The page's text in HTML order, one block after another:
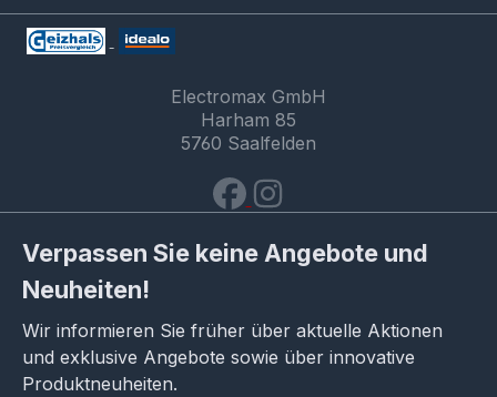
Electromax GmbH
Harham 85
5760 Saalfelden
Verpassen Sie keine Angebote und
Neuheiten!
Wir informieren Sie früher über aktuelle Aktionen
und exklusive Angebote sowie über innovative
Produktneuheiten.